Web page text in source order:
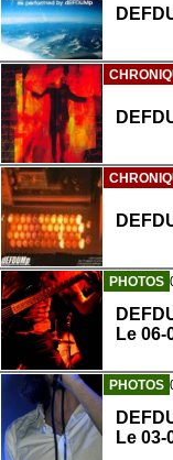
PHOTOS
Le 06-
PHOTOS
Le